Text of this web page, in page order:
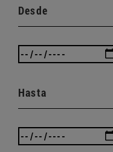
Desde
Hasta